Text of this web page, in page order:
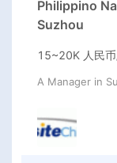
Philippino
Suzhou
15~20K 人民币
A Manager in